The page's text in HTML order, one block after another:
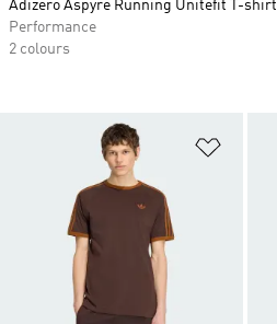
Adizero Aspyre Running Unitefit T-shirt
Performance
2 colours